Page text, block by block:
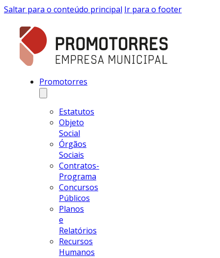
Saltar para o conteúdo principal Ir para o footer
Promotorres
Estatutos
Objeto
Social
Órgãos
Sociais
Contratos-
Programa
Concursos
Públicos
Planos
e
Relatórios
Recursos
Humanos